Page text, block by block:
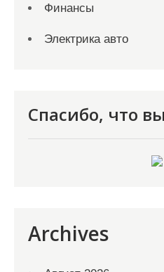
Финансы
Электрика авто
Спасибо, что
Archives